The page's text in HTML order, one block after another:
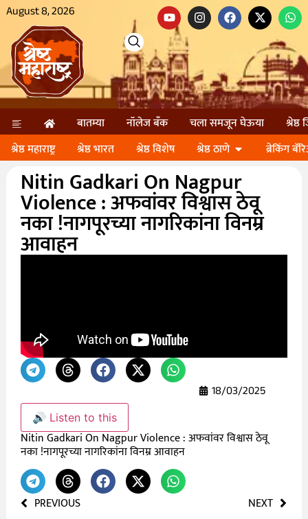
August 8, 2026
बातम्या नॉलेज बॅंक चला समजून घेऊया
श्रेष्ठ
श्रेष्ठ महाराष्ट्र
श्रेष्ठ भारत श्रेष्ठ विशेष श्रेष्ठ ठाणे ब्रेकिंग
Nitin Gadkari On Nagpur
Violence : अफवांवर विश्वास ठेवू
नका !नागपूरच्या नागरिकांना विनम्र
आवाहन
18/03/2025
🔊 Listen to this
Nitin Gadkari On Nagpur Violence : अफवांवर विश्वास ठेवू
नका !नागपूरच्या नागरिकांना विनम्र आवाहन
PREVIOUS NEXT